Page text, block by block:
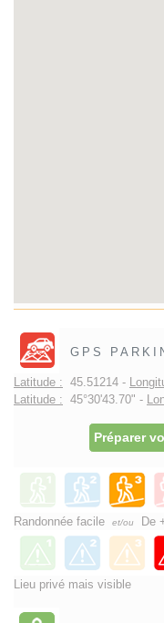
GPS
Latitude : 45.51214 -
Latitude : 45°30'43.70" -
Préparer
Randonnée facile et/ou De
Lieu privé mais visible